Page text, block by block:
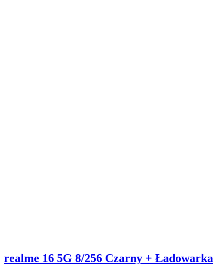
realme 16 5G 8/256 Czarny + Ładowarka